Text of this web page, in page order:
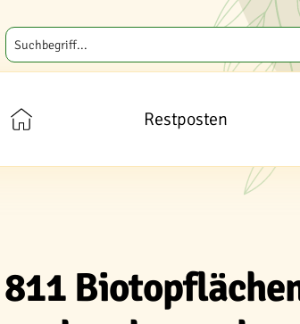
Restposten